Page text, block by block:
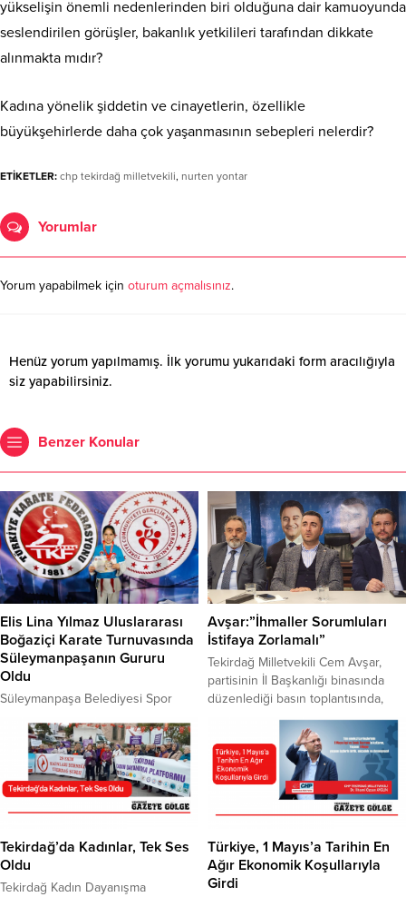
yükselişin önemli nedenlerinden biri olduğuna dair kamuoyunda
seslendirilen görüşler, bakanlık yetkilileri tarafından dikkate
alınmakta mıdır?
Kadına yönelik şiddetin ve cinayetlerin, özellikle
büyükşehirlerde daha çok yaşanmasının sebepleri nelerdir?
ETİKETLER: chp tekirdağ milletvekili, nurten yontar
Yorumlar
Yorum yapabilmek için oturum açmalısınız.
Henüz yorum yapılmamış. İlk yorumu yukarıdaki form aracılığıyla
siz yapabilirsiniz.
Benzer Konular
Elis Lina Yılmaz Uluslararası
Boğaziçi Karate Turnuvasında
Süleymanpaşanın Gururu
Oldu
Süleymanpaşa Belediyesi Spor
Uluslararası Boğaziçi Karate
Turnuvası’nda 3. olarak bronz
madalya aldı. İstanbul Ataköy Spor
Salonu’nda düzenlenen 34.
Uluslararası Boğaziçi Karate
genelinden birçok sporcuya ev
sahipliği yaparken turnuvada
Süleymanpaşa Belediyesi Spor
Avşar:”İhmaller Sorumluları
İstifaya Zorlamalı”
Tekirdağ Milletvekili Cem Avşar,
partisinin İl Başkanlığı binasında
düzenlediği basın toplantısında,
Bolu Kartalkaya’da bir otelde çıkan
yangında hayatını kaybedenlerin
ailelerine başsağlığı, yaralılara ise
acil şifalar dileyerek konuşmasına
başladı. Avşar, olayın ihmaller
sonucunda meydana geldiğini
gereken önlemlerin yetersiz
olduğunu vurgulayan Avşar, “Ne bir
yangın tüpü ne...
Tekirdağ’da Kadınlar, Tek Ses
Oldu
Tekirdağ Kadın Dayanışma
Türkiye, 1 Mayıs’a Tarihin En
Ağır Ekonomik Koşullarıyla
Girdi